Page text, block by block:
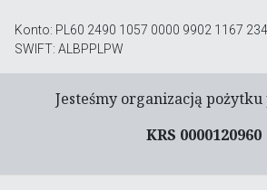
Konto: PL60 2490 1057 0000 9902 1167
SWIFT: ALBPPLPW
Jesteśmy organizacją
KRS 0000120960